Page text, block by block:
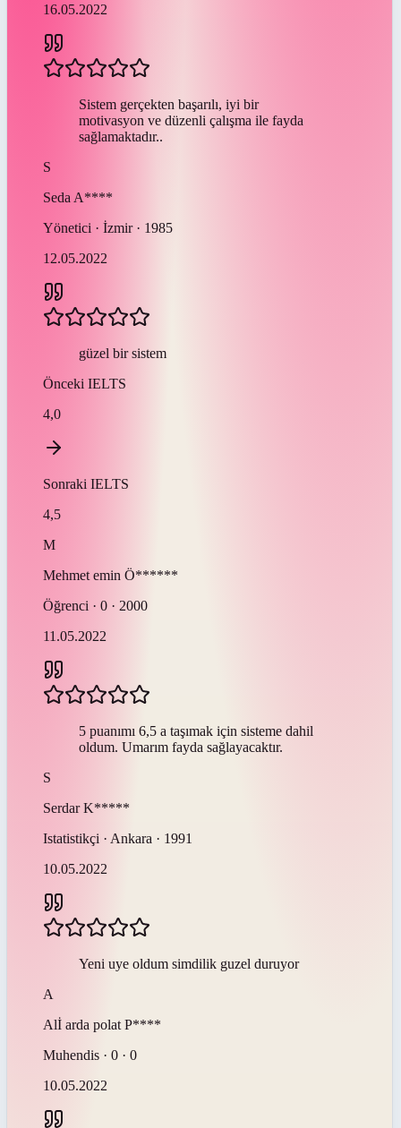
16.05.2022
Sistem gerçekten başarılı, iyi bir
motivasyon ve düzenli çalışma ile fayda
sağlamaktadır..
S
Seda A****
Yönetici · İzmir · 1985
12.05.2022
güzel bir sistem
Önceki IELTS
4,0
Sonraki IELTS
4,5
M
Mehmet emin Ö******
Öğrenci · 0 · 2000
11.05.2022
5 puanımı 6,5 a taşımak için sisteme dahil
oldum. Umarım fayda sağlayacaktır.
S
Serdar K*****
Istatistikçi · Ankara · 1991
10.05.2022
Yeni uye oldum simdilik guzel duruyor
A
Alİ arda polat P****
Muhendis · 0 · 0
10.05.2022